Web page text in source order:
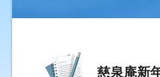
慈泉庵新